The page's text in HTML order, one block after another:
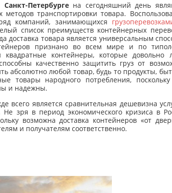
Петербургена сегодняшний день
транспортировки товара.
компаний, занимающихся
список преимуществ контейнерных
доставка товара является универсальным
признано во всем мире и по
контейнеры, которые довольно
качественно защитить груз от
абсолютно любой товар, будь то продукты,
товары народного потребления,
и надежны.
всего является сравнительная дешевизна
зря в период экономического кризиса в
возможна доставка контейнеров «от
и получателям соответственно.